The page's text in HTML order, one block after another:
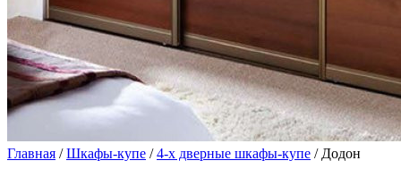
Главная /Шкафы-купе /4-х дверные шкафы-купе / Додон